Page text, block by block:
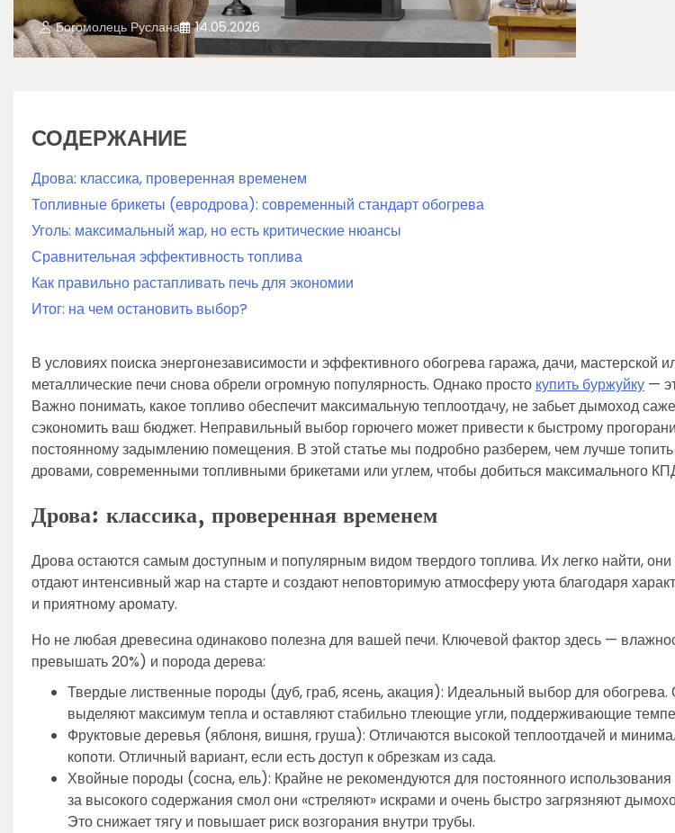
Богомолець Руслана 14.05.2026
СОДЕРЖАНИЕ
Дрова: классика, проверенная временем
Топливные брикеты (евродрова): современный стандарт обогрева
Уголь: максимальный жар, но есть критические нюансы
Сравнительная эффективность топлива
Как правильно растапливать печь для экономии
Итог: на чем остановить выбор?
В условиях поиска энергонезависимости и эффективного обогрева гаража, дачи, мастерской
металлические печи снова обрели огромную популярность. Однако просто купить буржуйку —
Важно понимать, какое топливо обеспечит максимальную теплоотдачу, не забьет дымоход
сэкономить ваш бюджет. Неправильный выбор горючего может привести к быстрому
постоянному задымлению помещения. В этой статье мы подробно разберем, чем лучше топить
дровами, современными топливными брикетами или углем, чтобы добиться максимального
Дрова: классика, проверенная временем
Дрова остаются самым доступным и популярным видом твердого топлива. Их легко найти, они
отдают интенсивный жар на старте и создают неповторимую атмосферу уюта благодаря
и приятному аромату.
Но не любая древесина одинаково полезна для вашей печи. Ключевой фактор здесь —
превышать 20%) и порода дерева:
Твердые лиственные породы (дуб, граб, ясень, акация): Идеальный выбор для обогрева.
выделяют максимум тепла и оставляют стабильно тлеющие угли, поддерживающие
Фруктовые деревья (яблоня, вишня, груша): Отличаются высокой теплоотдачей и
копоти. Отличный вариант, если есть доступ к обрезкам из сада.
Хвойные породы (сосна, ель): Крайне не рекомендуются для постоянного
за высокого содержания смол они «стреляют» искрами и очень быстро загрязняют
Это снижает тягу и повышает риск возгорания внутри трубы.